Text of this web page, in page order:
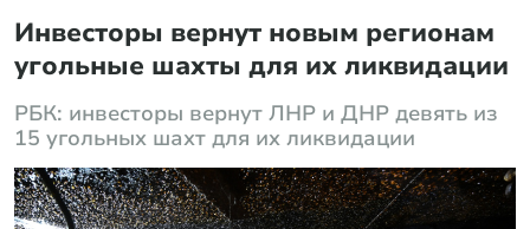
Инвесторы вернут новым регионам
угольные шахты для их ликвидации
РБК: инвесторы вернут ЛНР и ДНР девять из
15 угольных шахт для их ликвидации